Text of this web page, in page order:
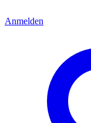
Anmelden